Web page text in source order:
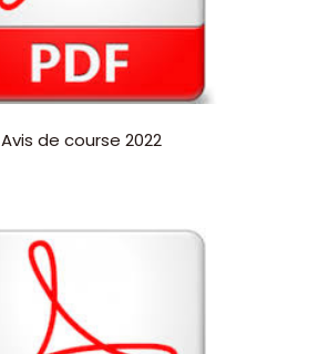
Avis de course 2022